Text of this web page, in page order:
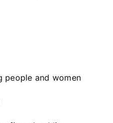
people and women